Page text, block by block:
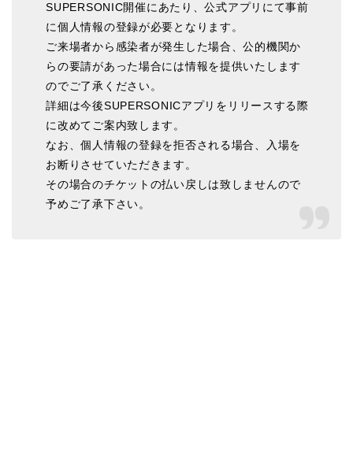
SUPERSONIC開催にあたり、公式アプリにて事前
に個人情報の登録が必要となります。
ご来場者から感染者が発生した場合、公的機関か
らの要請があった場合には情報を提供いたします
のでご了承ください。
詳細は今後SUPERSONICアプリをリリースする際
に改めてご案内致します。
なお、個人情報の登録を拒否される場合、入場を
お断りさせていただきます。
その場合のチケットの払い戻しは致しませんので
予めご了承下さい。